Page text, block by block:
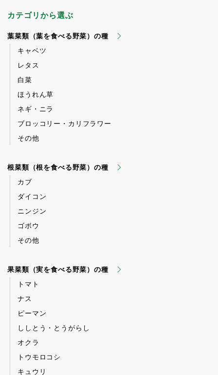
カテゴリから選ぶ
葉菜類（葉を食べる野菜）の種
キャベツ
レタス
白菜
ほうれん草
ネギ・ニラ
ブロッコリー・カリフラワー
その他
根菜類（根を食べる野菜）の種
カブ
ダイコン
ニンジン
ゴボウ
その他
果菜類（実を食べる野菜）の種
トマト
ナス
ピーマン
ししとう・とうがらし
オクラ
トウモロコシ
キュウリ